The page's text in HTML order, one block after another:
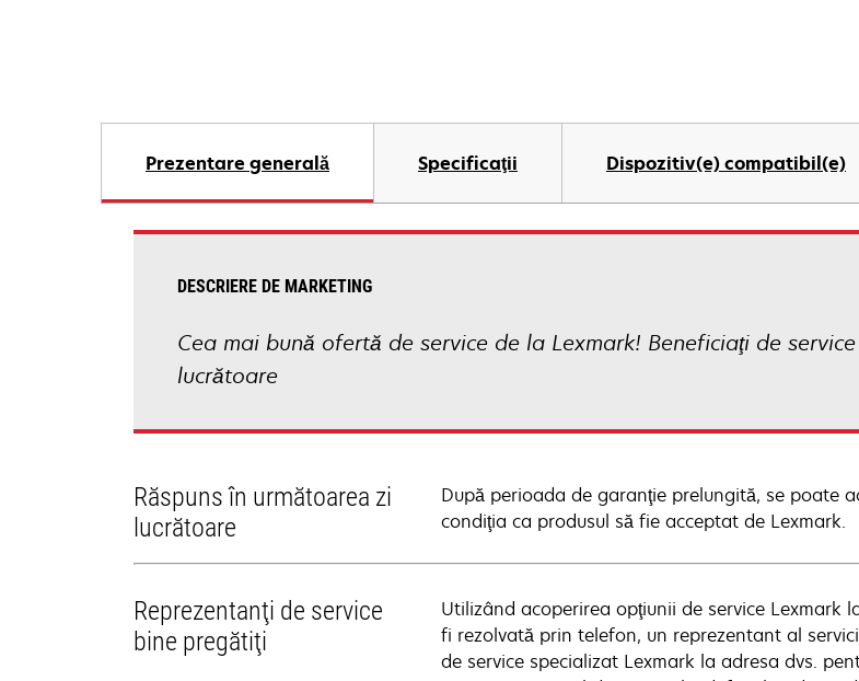
Prezentare generală Specificaţii Dispozitiv(e) compatibil(e)
DESCRIERE DE MARKETING
Cea mai bună ofertă de service de la Lexmark! Beneficiaţi de
lucrătoare
Răspuns în următoarea zi
lucrătoare
După perioada de garanţie prelungită, se poate
condiţia ca produsul să fie acceptat de Lexmark.
Reprezentanţi de service
bine pregătiţi
Utilizând acoperirea opţiunii de service Lexmark
fi rezolvată prin telefon, un reprezentant al
de service specializat Lexmark la adresa dvs.